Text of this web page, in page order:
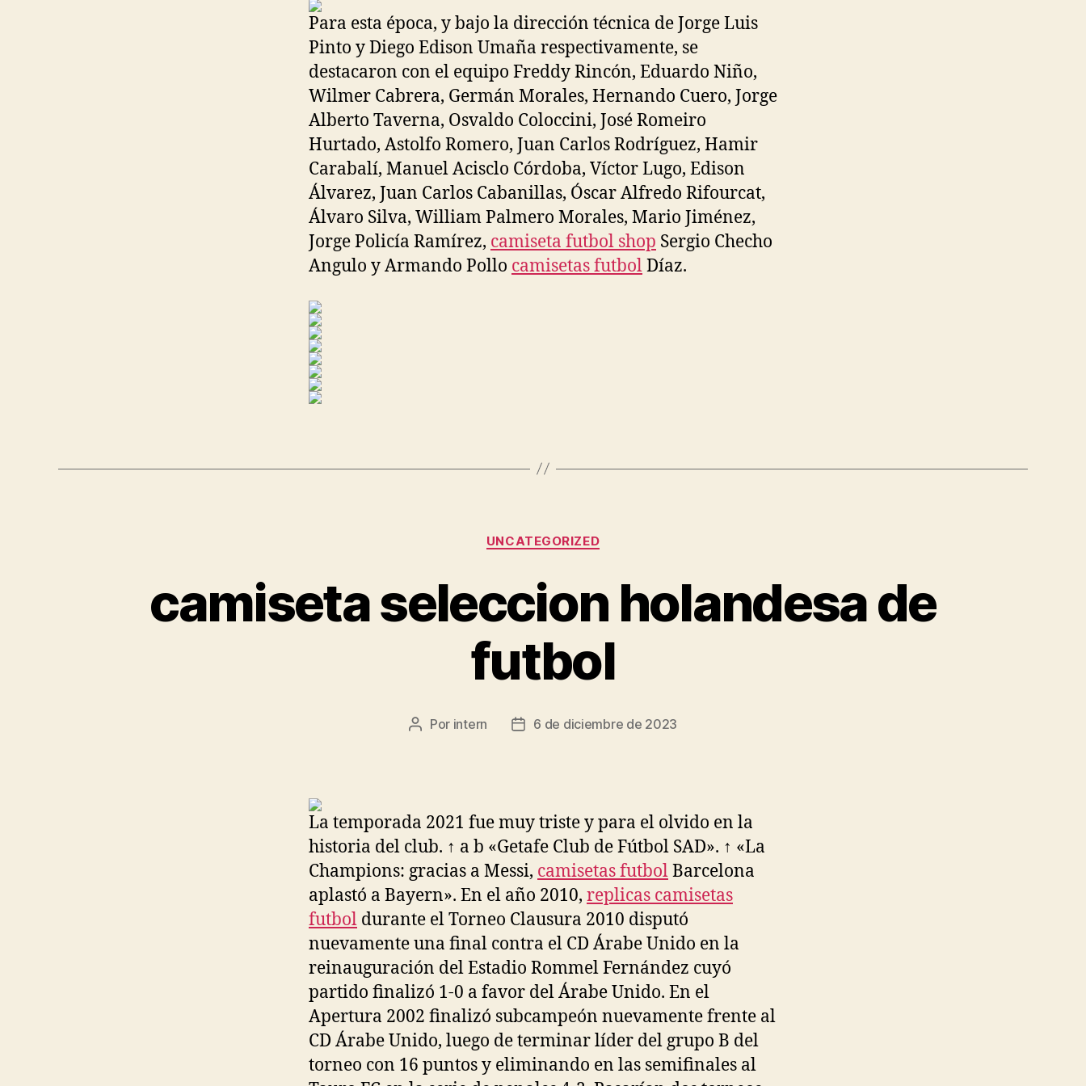
Para esta época, y bajo la dirección técnica de Jorge Luis
Pinto y Diego Edison Umaña respectivamente, se
destacaron con el equipo Freddy Rincón, Eduardo Niño,
Wilmer Cabrera, Germán Morales, Hernando Cuero, Jorge
Alberto Taverna, Osvaldo Coloccini, José Romeiro
Hurtado, Astolfo Romero, Juan Carlos Rodríguez, Hamir
Carabalí, Manuel Acisclo Córdoba, Víctor Lugo, Edison
Álvarez, Juan Carlos Cabanillas, Óscar Alfredo Rifourcat,
Álvaro Silva, William Palmero Morales, Mario Jiménez,
Jorge Policía Ramírez, camiseta futbol shop Sergio Checho
Angulo y Armando Pollo camisetas futbolDíaz.
Categorías
UNCATEGORIZED
camiseta seleccion holandesa de
futbol
Autor
Por intern
Fecha6 de diciembre de 2023
La temporada 2021 fue muy triste y para el olvido en la
historia del club. ↑ a b «Getafe Club de Fútbol SAD». ↑ «La
Champions: gracias a Messi, camisetas futbolBarcelona
aplastó a Bayern». En el año 2010, replicas camisetas
futbol durante el Torneo Clausura 2010 disputó
nuevamente una final contra el CD Árabe Unido en la
reinauguración del Estadio Rommel Fernández cuyó
partido finalizó 1-0 a favor del Árabe Unido. En el
Apertura 2002 finalizó subcampeón nuevamente frente al
CD Árabe Unido, luego de terminar líder del grupo B del
torneo con 16 puntos y eliminando en las semifinales al